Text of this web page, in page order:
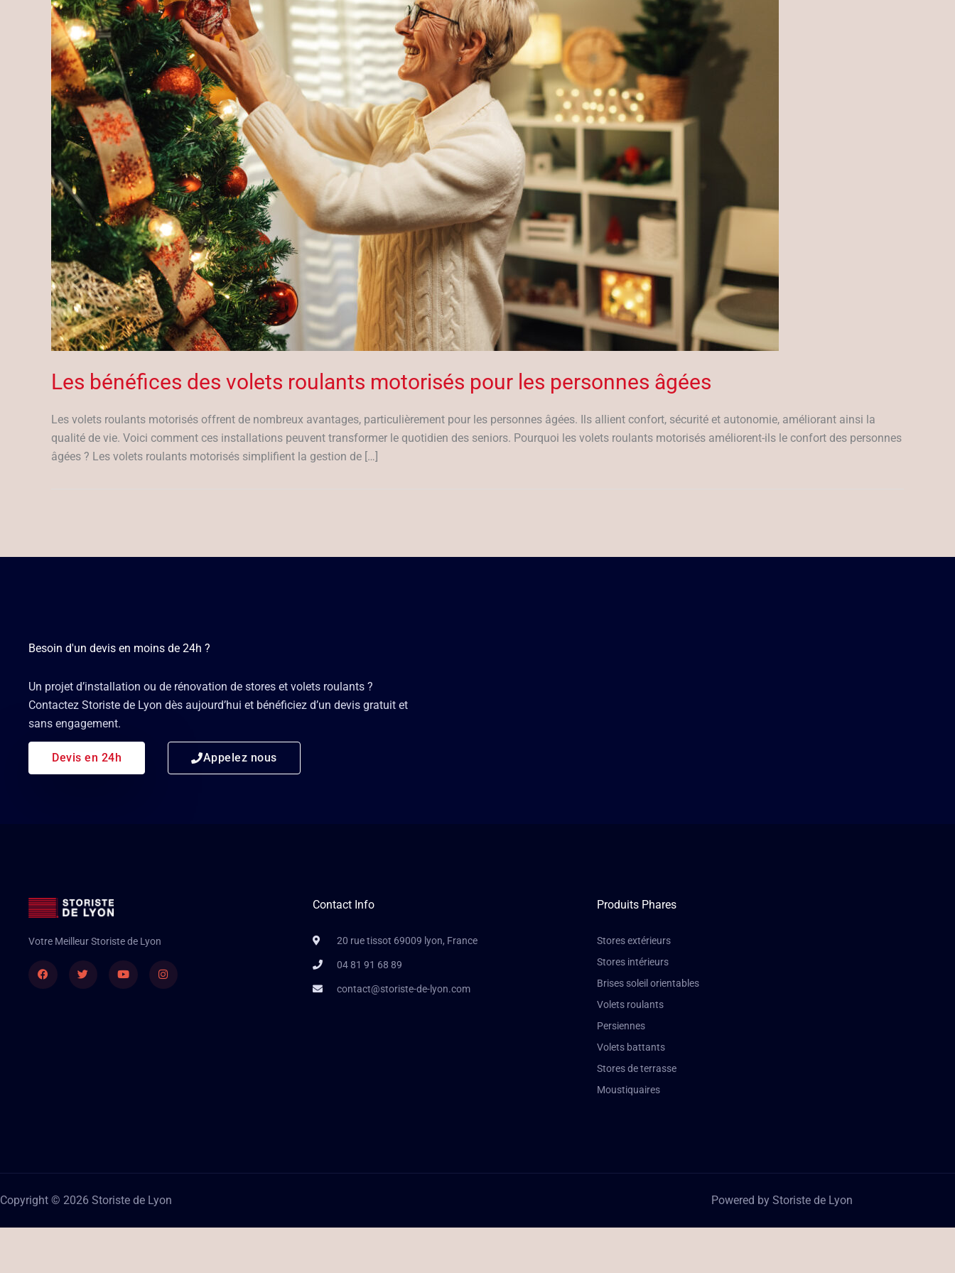
Les bénéfices des volets roulants motorisés pour les personnes âgées
Les volets roulants motorisés offrent de nombreux avantages, particulièrement pour les personnes âgées. Ils allient confort, sécurité et autonomie, améliorant ainsi la
qualité de vie. Voici comment ces installations peuvent transformer le quotidien des seniors. Pourquoi les volets roulants motorisés améliorent-ils le confort des personnes
âgées ? Les volets roulants motorisés simplifient la gestion de […]
Besoin d'un devis en moins de 24h ?
Un projet d’installation ou de rénovation de stores et volets roulants ?
Contactez Storiste de Lyon dès aujourd’hui et bénéficiez d’un devis gratuit et
sans engagement.
Devis en 24h Appelez nous
Votre Meilleur Storiste de Lyon
FacebookTwitter YoutubeInstagram
Contact Info
20 rue tissot 69009 lyon, France
04 81 91 68 89
contact@storiste-de-lyon.com
Produits Phares
Stores extérieurs
Stores intérieurs
Brises soleil orientables
Volets roulants
Persiennes
Volets battants
Stores de terrasse
Moustiquaires
Copyright © 2026 Storiste de Lyon Powered by Storiste de Lyon